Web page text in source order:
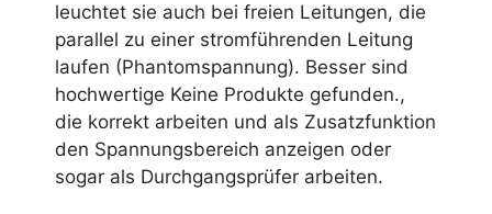
leuchtet sie auch bei freien Leitungen, die
parallel zu einer stromführenden Leitung
laufen (Phantomspannung). Besser sind
hochwertige Keine Produkte gefunden.,
die korrekt arbeiten und als Zusatzfunktion
den Spannungsbereich anzeigen oder
sogar als Durchgangsprüfer arbeiten.